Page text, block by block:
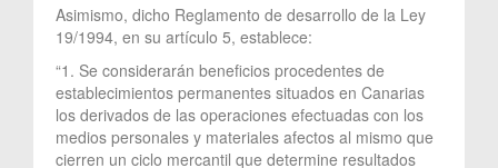
Asimismo, dicho Reglamento de desarrollo de la Ley
19/1994, en su artículo 5, establece:
“1. Se considerarán beneficios procedentes de
establecimientos permanentes situados en Canarias
los derivados de las operaciones efectuadas con los
medios personales y materiales afectos al mismo que
cierren un ciclo mercantil que determine resultados